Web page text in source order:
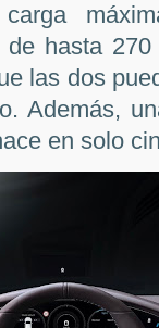
carga
de hasta
las dos
Además,
en solo